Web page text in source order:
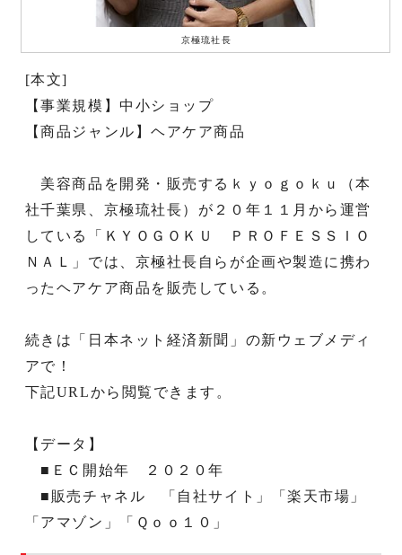
京極琉社長
[本文]
【事業規模】中小ショップ
【商品ジャンル】ヘアケア商品
美容商品を開発・販売するｋｙｏｇｏｋｕ（本
社千葉県、京極琉社長）が２０年１１月から運営
している「ＫＹＯＧＯＫＵ ＰＲＯＦＥＳＳＩＯ
ＮＡＬ」では、京極社長自らが企画や製造に携わ
ったヘアケア商品を販売している。
続きは「日本ネット経済新聞」の新ウェブメディ
アで！
下記URLから閲覧できます。
【データ】
■ＥＣ開始年 ２０２０年
■販売チャネル 「自社サイト」「楽天市場」
「アマゾン」「Ｑｏｏ１０」